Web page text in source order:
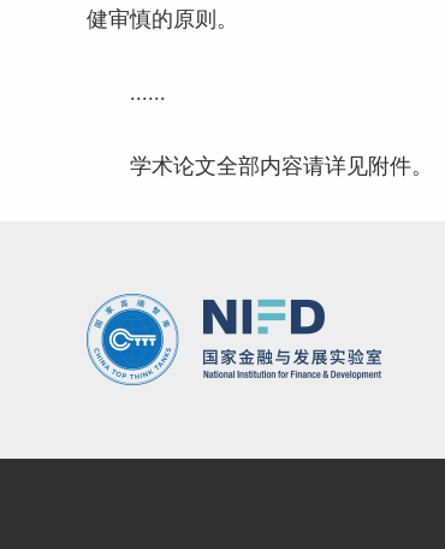
健审慎的原则。
......
学术论文全部内容请详见附件。